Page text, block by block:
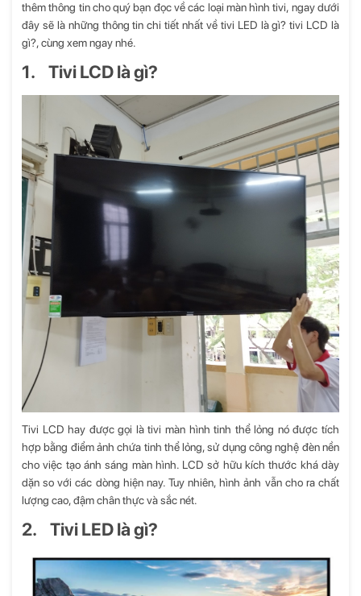
thêm thông tin cho quý bạn đọc vềcác loại màn hình tivi, ngay dưới
đây sẽ là những thông tin chi tiết nhất về tivi LED là gì? tivi LCD là
gì?, cùng xem ngay nhé.
1. Tivi LCD là gì?
Tivi LCD hay được gọi là tivi màn hình tinh thể lỏng nó được tích
hợp bằng điểm ảnh chứa tinh thể lỏng, sử dụng công nghệ đèn nền
cho việc tạo ánh sáng màn hình. LCD sở hữu kích thước khá dày
dặn so với các dòng hiện nay. Tuy nhiên, hình ảnh vẫn cho ra chất
lượng cao, đậm chân thực và sắc nét.
2. Tivi LED là gì?